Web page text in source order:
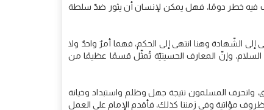
فيه خطر دومًا، فهل يمكن لإنسان أن يثور ضدّ سلطة
الشّهادة وهنا انتهى إلى الحكم، فهما أمرٌ واحدٌ ولا
وإنّ المعارف الحسينيّة تُمثّل قسمًا عظيمًا من
وانحرف المسلمون نتيجة جهل وظلم واستبداد وخيانة
مؤاتية وفي زمننا كذلك، فأقدم الإمام على العمل